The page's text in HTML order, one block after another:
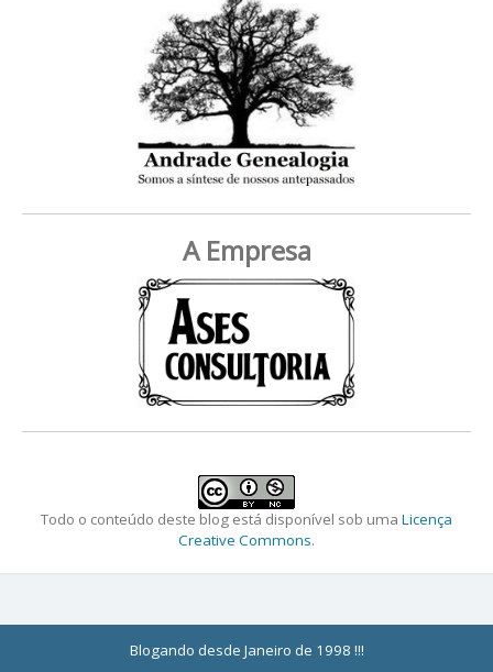
A Empresa
Todo o conteúdo deste blog está disponível sob uma Licença
Creative Commons.
Blogando desde Janeiro de 1998 !!!